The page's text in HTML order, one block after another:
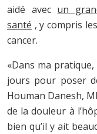
aidé avec un
santé , y compris
cancer.
«Dans ma
jours pour poser
Houman Danesh,
de la douleur à
bien qu’il y ait